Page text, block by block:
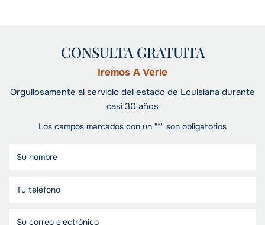
CONSULTA GRATUITA
Iremos A Verle
Orgullosamente al servicio del estado de Louisiana durante
casi 30 años
Los campos marcados con un "*" son obligatorios